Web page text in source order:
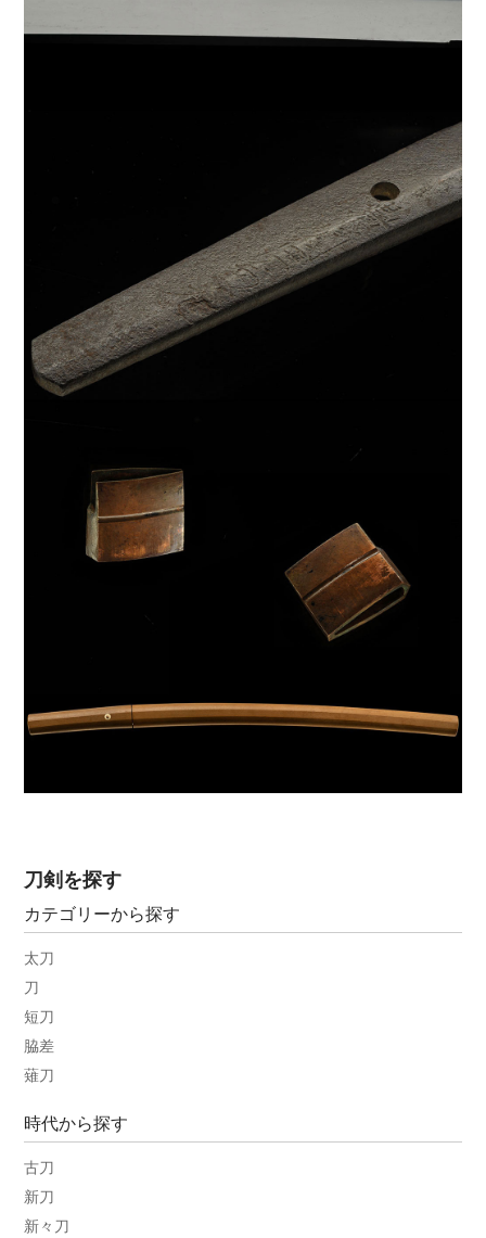
刀剣を探す
カテゴリーから探す
太刀
刀
短刀
脇差
薙刀
時代から探す
古刀
新刀
新々刀